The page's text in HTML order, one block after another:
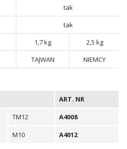
tak
tak
1,7 kg
2,5 kg
TAJWAN NIEMCY
ART. NR
TM12
A4008
M10
A4012